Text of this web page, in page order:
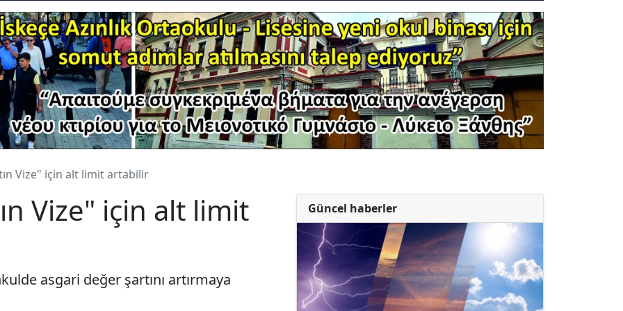
Vize" için alt limit artabilir
Vize" için alt limit
asgari değer şartını artırmaya
Güncel haberler